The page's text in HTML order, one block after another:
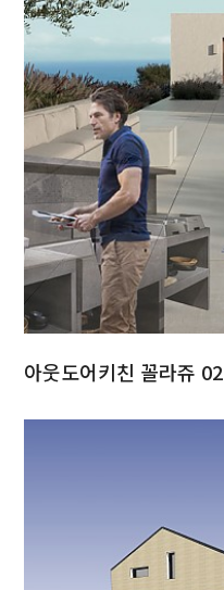
아웃도어키친 꼴라쥬 02